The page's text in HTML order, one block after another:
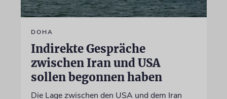
DOHA
Indirekte Gespräche
zwischen Iran und USA
sollen begonnen haben
Die Lage zwischen den USA und dem Iran